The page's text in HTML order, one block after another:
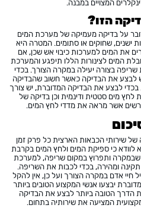
המצויים במבנה.
הזו?
על בדיקה מעמיקה של מערכת המים
ישנים, שחוקים או סתומים. המטרה היא
את המים למערכות כיבוי אש שכן, אם
המים לצינורות הללו תיפגע והמערכת
בצורה יעילה במקרה הצורך. בכדי
לבצע את הבדיקה כאשר חשוב שהבדיקה
בכדי לבצע את הבדיקה המדוברת, יש צורך
מים סטטית ודינמית וכן בדיקה של
אשר מראה את מדדי לחץ המים.
של שירותי הכבאות הארצית כל פרק זמן
לוודא כי ספיקת המים ולחץ המים בקרבת
שבמקרה ותפרוץ במקום שריפה, למערכת
תקינה ומהירה, בכדי לכבות את השריפה.
חיי אדם במקרה הצורך ועל כן, אין להקל
יבצעו אנשי המקצוע הטובים ביותר
הדרך הטובה ביותר לבצע את הבדיקה
המציעה את שירותיה בתחום.